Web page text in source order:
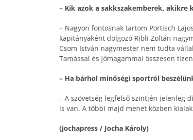
– Kik azok a sakkszakemberek,
– Nagyon fontosnak tartom Portisch
kapitányaként dolgozó Ribli Zoltán
Csom István nagymester nem tudta
Tamással és jómagammal összesen
– Ha bárhol minőségi sportról
– A szövetség legfelső szintjén jelenleg
is van. A többi majd menet közben
(jochapress / Jocha Károly)